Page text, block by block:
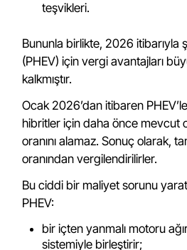
teşvikleri.
Bununla birlikte, 2026 itibarıyla
(PHEV) için vergi avantajları
kalkmıştır.
Ocak 2026’dan itibaren
hibritler için daha önce mevcut
oranını alamaz. Sonuç olarak,
oranından vergilendirilirler.
Bu ciddi bir maliyet sorunu
PHEV:
bir içten yanmalı motoru
sistemiyle birleştirir;